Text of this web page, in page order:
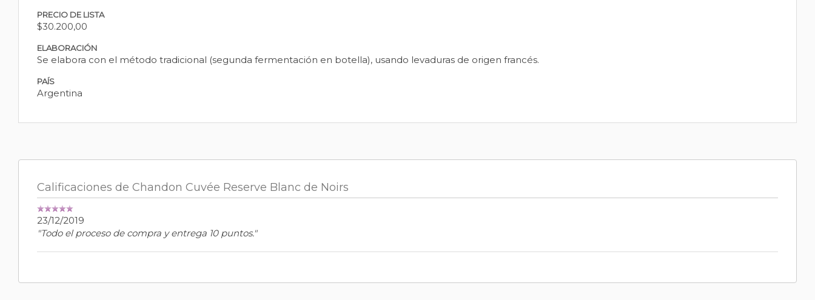
PRECIO DE LISTA
$30.200,00
ELABORACIÓN
Se elabora con el método tradicional (segunda fermentación en botella), usando levaduras de origen francés.
PAÍS
Argentina
Calificaciones de Chandon Cuvée Reserve Blanc de Noirs
23/12/2019
"Todo el proceso de compra y entrega 10 puntos."